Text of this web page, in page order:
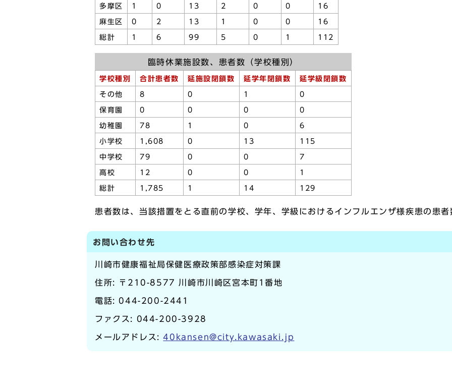
多摩区 1 0 13 2 0 0 16
麻生区 0 2 13 1 0 0 16
総計 1 6 99 5 0 1 112
臨時休業施設数、患者数（学校種別）
学校種別 合計患者数 延施設閉鎖数 延学年閉鎖数 延学級閉鎖数
その他 8 0 1 0
保育園 0 0 0 0
幼稚園 78 1 0 6
小学校 1,608 0 13 115
中学校 79 0 0 7
高校 12 0 0 1
総計 1,785 1 14 129
患者数は、当該措置をとる直前の学校、学年、学級におけるインフルエンザ様疾患の患者
お問い合わせ先
川崎市健康福祉局保健医療政策部感染症対策課
住所: 〒210-8577 川崎市川崎区宮本町1番地
電話: 044-200-2441
ファクス: 044-200-3928
メールアドレス:40kansen@city.kawasaki.jp